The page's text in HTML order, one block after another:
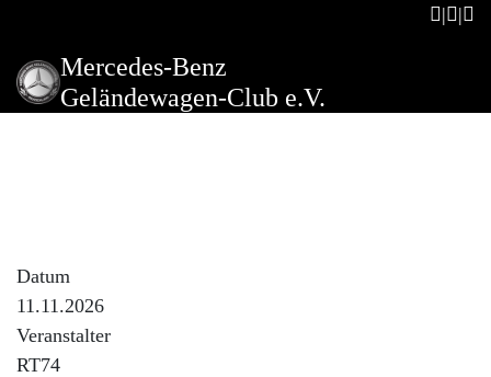
Mercedes-Benz
Geländewagen-Club e.V.
Datum
11.11.2026
Veranstalter
RT74